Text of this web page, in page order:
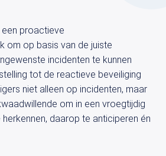
proactieve
om op basis van de juiste
incidenten te kunnen
tot de reactieve beveiliging
niet alleen op incidenten, maar
om in een vroegtijdig
daarop te anticiperen én